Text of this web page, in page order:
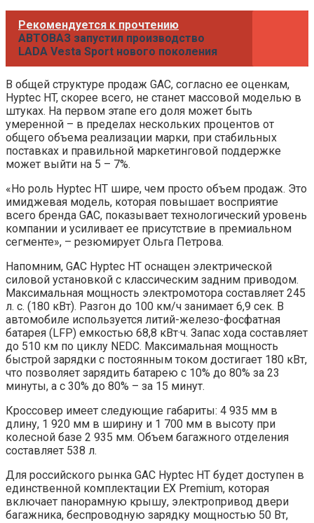
Рекомендуется к прочтению
АВТОВАЗ запустил производство
LADA Vesta Sport нового поколения
В общей структуре продаж GAC, согласно ее оценкам,
Hyptec HT, скорее всего, не станет массовой моделью в
штуках. На первом этапе его доля может быть
умеренной – в пределах нескольких процентов от
общего объема реализации марки, при стабильных
поставках и правильной маркетинговой поддержке
может выйти на 5 – 7%.
«Но роль Hyptec HT шире, чем просто объем продаж. Это
имиджевая модель, которая повышает восприятие
всего бренда GAC, показывает технологический уровень
компании и усиливает ее присутствие в премиальном
сегменте», – резюмирует Ольга Петрова.
Напомним, GAC Hyptec HT оснащен электрической
силовой установкой с классическим задним приводом.
Максимальная мощность электромотора составляет 245
л. с. (180 кВт). Разгон до 100 км/ч занимает 6,9 сек. В
автомобиле используется литий-железо-фосфатная
батарея (LFP) емкостью 68,8 кВт·ч. Запас хода составляет
до 510 км по циклу NEDC. Максимальная мощность
быстрой зарядки с постоянным током достигает 180 кВт,
что позволяет зарядить батарею с 10% до 80% за 23
минуты, а с 30% до 80% – за 15 минут.
Кроссовер имеет следующие габариты: 4 935 мм в
длину, 1 920 мм в ширину и 1 700 мм в высоту при
колесной базе 2 935 мм. Объем багажного отделения
составляет 538 л.
Для российского рынка GAC Hyptec HT будет доступен в
единственной комплектации ЕХ Premium, которая
включает панорамную крышу, электропривод двери
багажника, беспроводную зарядку мощностью 50 Вт,